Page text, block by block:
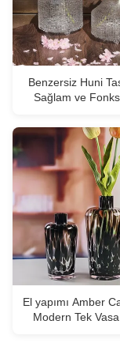
Benzersiz Huni
Sağlam ve
Yapımı Dokulu
El yapımı Amber
Modern Tek Vasa